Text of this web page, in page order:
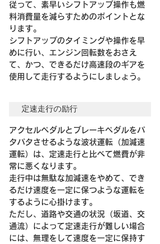
従って、素早いシフトアップ操作も燃
料消費量を減らすためのポイントとな
ります。
シフトアップのタイミングや操作を早
めに行い、エンジン回転数をおさえ
て、かつ、できるだけ高速段のギアを
使用して走行するようにしましょう。
定速走行の励行
アクセルペダルとブレーキペダルをパ
タパタさせるような波状運転（加減速
運転）は、定速走行と比べて燃費が非
常に悪くなります。
走行中は無駄な加減速をやめて、でき
るだけ速度を一定に保つような運転を
するように心掛けます。
ただし、道路や交通の状況（坂道、交
通流）によって定速走行が難しい場合
には、無理をして速度を一定に保持す